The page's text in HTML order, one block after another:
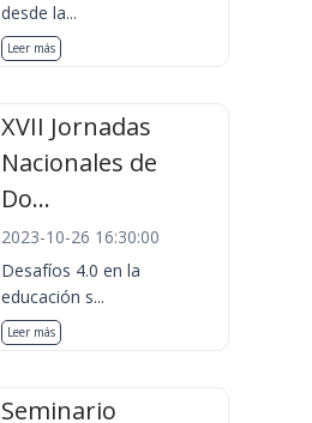
desde la...
Leer más
XVII Jornadas
Nacionales de
Do...
2023-10-26 16:30:00
Desafíos 4.0 en la
educación s...
Leer más
Seminario